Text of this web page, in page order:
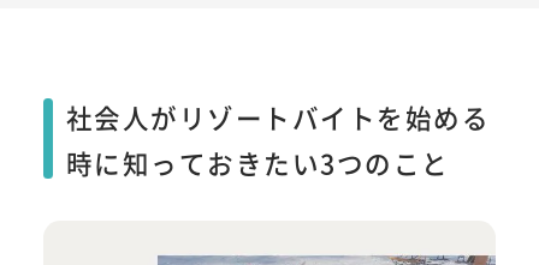
社会人がリゾートバイトを始める
時に知っておきたい3つのこと